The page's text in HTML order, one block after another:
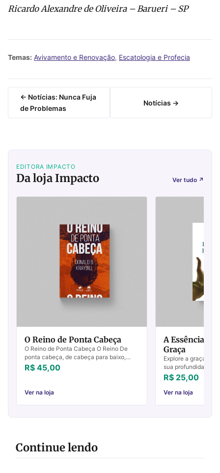
Ricardo Alexandre de Oliveira – Barueri – SP
Temas: Avivamento e Renovação, Escatologia e Profecia
← Notícias: Nunca Fuja
de Problemas
Notícias →
EDITORA IMPACTO
Da loja Impacto Ver tudo ↗
O Reino de Ponta Cabeça
O Reino de Ponta Cabeça O Reino De
ponta cabeça, de cabeça para baixo,
ao contrário, diferente, sem máscaras,
revolucionário! Com excelente base
R$ 45,00
Ver na loja
A Essência
Graça
Explore a graça
sua profundidade.
pecado e a
transforme sua fé!
R$ 25,00
Ver na loja
Continue lendo